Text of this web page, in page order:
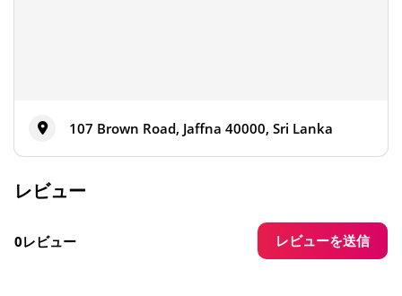
107 Brown Road, Jaffna 40000, Sri Lanka
レビュー
0レビュー レビューを送信